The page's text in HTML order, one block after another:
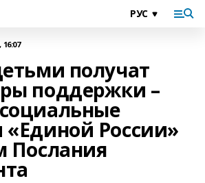
получат
поддержки –
«Единой России»
Послания